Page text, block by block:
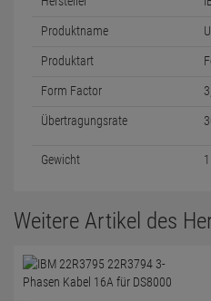
Produktname
Produktart
Form Factor
Übertragungsrate
Gewicht
Weitere Artikel des